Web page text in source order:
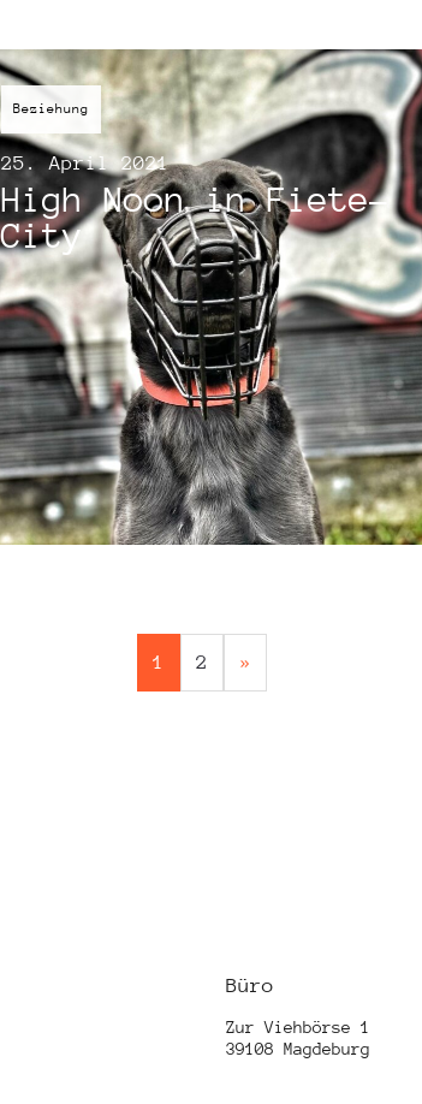
Beziehung
25. April 2021
High Noon in Fiete-
City
1 2 »
Büro
Zur Viehbörse 1
39108 Magdeburg